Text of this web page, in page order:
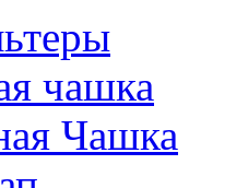
чашка
Чашка